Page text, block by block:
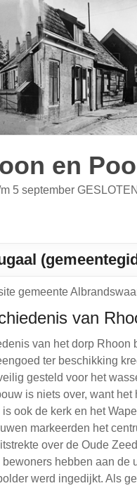
en
5 september
gemeente
van
van het dorp
ter beschikking
gesteld voor het
is niets over, want
ook de kerk en het
markeerden het
over de Oude
bewoners hebben aan de
werd ingedijkt. Als